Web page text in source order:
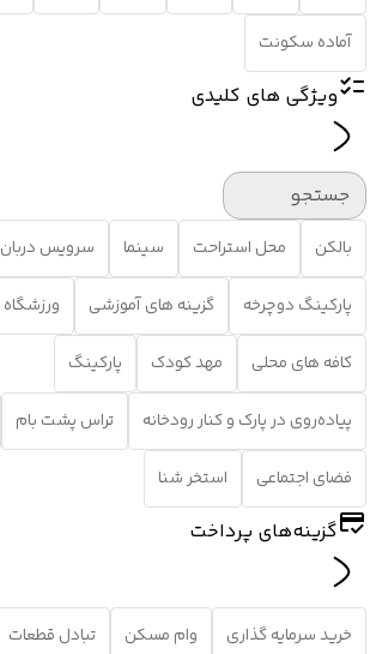
آماده سکونت
ویژگی های کلیدی
جستجو
بالکن محل استراحت سینما سرویس دربان
پارکینگ دوچرخه گزینه های آموزشی ورزشگاه
کافه های محلی مهد کودک پارکینگ
پیاده‌روی در پارک و کنار رودخانه تراس پشت بام
فضای اجتماعی استخر شنا
گزینه‌های پرداخت
خرید سرمایه گذاری وام مسکن تبادل قطعات